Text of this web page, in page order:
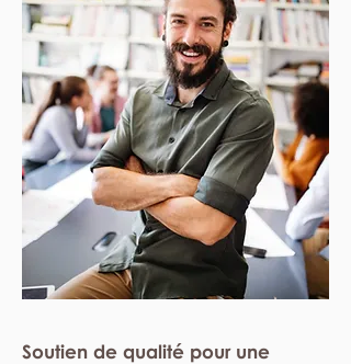
Soutien de qualité pour une